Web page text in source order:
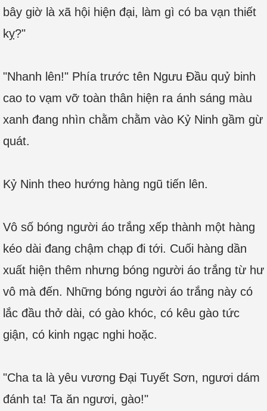
bây giờ là xã hội hiện đại, làm gì có ba vạn thiết
kỵ?"
"Nhanh lên!" Phía trước tên Ngưu Đầu quỷ binh
cao to vạm vỡ toàn thân hiện ra ánh sáng màu
xanh đang nhìn chằm chằm vào Kỷ Ninh gầm gừ
quát.
Kỷ Ninh theo hướng hàng ngũ tiến lên.
Vô số bóng người áo trắng xếp thành một hàng
kéo dài đang chậm chạp đi tới. Cuối hàng dần
xuất hiện thêm nhưng bóng người áo trắng từ hư
vô mà đến. Những bóng người áo trắng này có
lắc đầu thở dài, có gào khóc, có kêu gào tức
giận, có kinh ngạc nghi hoặc.
"Cha ta là yêu vương Đại Tuyết Sơn, ngươi dám
đánh ta! Ta ăn ngươi, gào!"